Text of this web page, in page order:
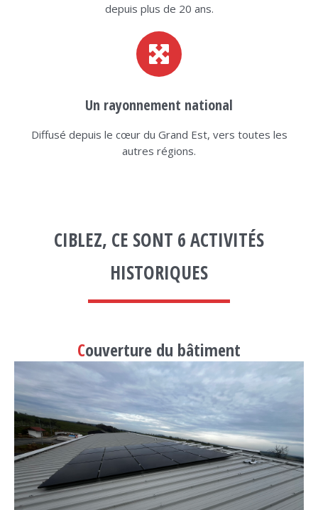
depuis plus de 20 ans.
Un rayonnement national
Diffusé depuis le cœur du Grand Est, vers toutes les
autres régions.
CIBLEZ, CE SONT 6 ACTIVITÉS
HISTORIQUES
Couverture du bâtiment